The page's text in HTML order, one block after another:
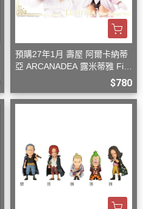
預購27年1月 壽屋 阿爾卡納蒂
亞 ARCANADEA 露米蒂雅 Firs
$780